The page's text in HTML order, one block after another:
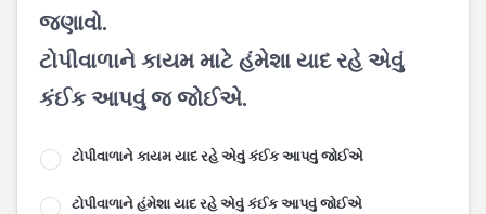
જણાવો.
ટોપીવાળાને કાયમ માટે હંમેશા યાદ રહે એવું
કંઈક આપવું જ જોઈએ.
ટોપીવાળાને કાયમ યાદ રહે એવું કંઈક આપવું જોઈએ
ટોપીવાળાને હંમેશા યાદ રહે એવું કંઈક આપવું જોઈએ